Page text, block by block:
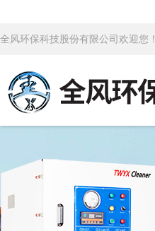
全风环保科技股份有限公司欢迎您！